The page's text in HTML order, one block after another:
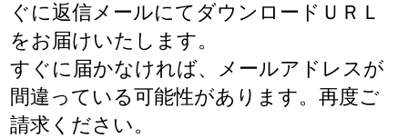
ぐに返信メールにてダウンロードＵＲＬ
をお届けいたします。
すぐに届かなければ、メールアドレスが
間違っている可能性があります。再度ご
請求ください。